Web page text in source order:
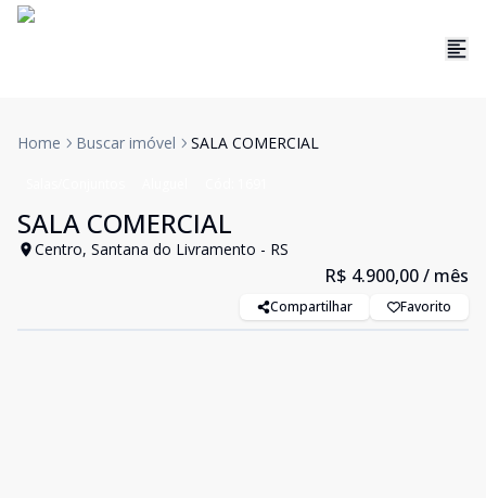
Home Buscar imóvel SALA COMERCIAL
SALA COMERCIAL
Centro, Santana do Livramento - RS
R$ 4.900,00/ mês
Compartilhar Favorito